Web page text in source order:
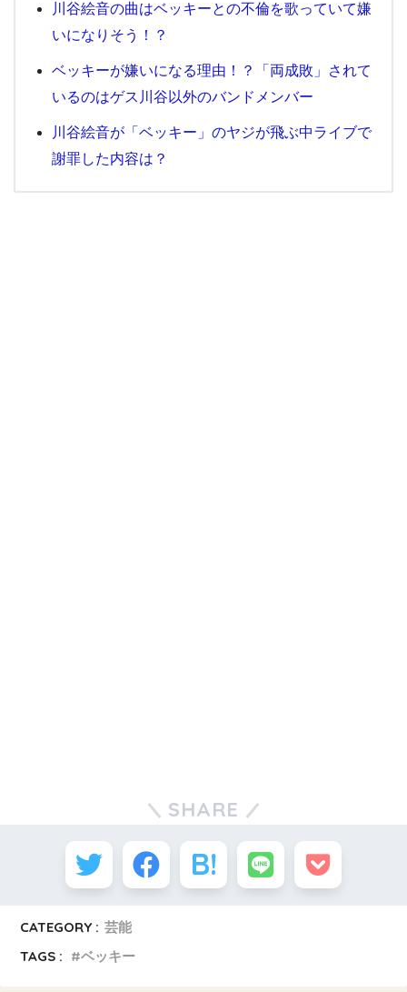
川谷絵音の曲はベッキーとの不倫を歌っていて嫌
いになりそう！？
ベッキーが嫌いになる理由！？「両成敗」されて
いるのはゲス川谷以外のバンドメンバー
川谷絵音が「ベッキー」のヤジが飛ぶ中ライブで
謝罪した内容は？
SHARE
CATEGORY : 芸能
TAGS :
ベッキー